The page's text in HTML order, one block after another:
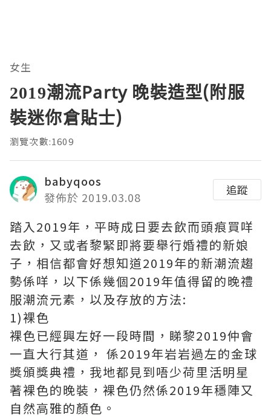
女生
2019潮流Party 晚裝造型(附服
裝迷你倉貼士)
瀏覽次數:1609
babyqoos
發佈於 2019.03.08
追蹤
踏入2019年，平時成日要去飲而頭痕買咩
去飲，又或者黎緊即將要舉行婚禮的新娘
子，相信都會好想知道2019年的新潮流趨
勢係咩，以下係幾個2019年值得留的晚禮
服潮流元素，以及存放的方法:
1)裸色
裸色已經興左好一段時間，睇黎2019仲會
一直大行其道， 係2019年岩岩過左的金球
獎頒獎典禮，我地都見到唔少荷里活明星
著裸色的晚裝，裸色仍然係2019年穩陣又
自然高雅的顏色。